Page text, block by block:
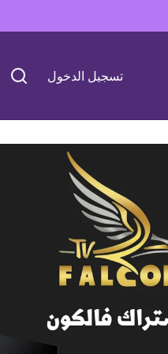
تسجيل الدخول